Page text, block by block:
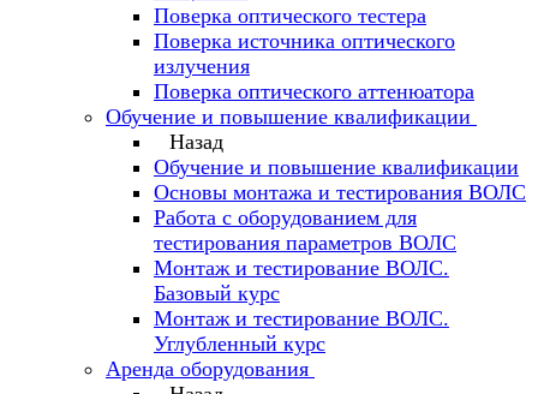
Поверка оптического тестера
Поверка источника оптического
излучения
Поверка оптического аттенюатора
Обучение и повышение квалификации
Назад
Обучение и повышение квалификации
Основы монтажа и тестирования ВОЛС
Работа с оборудованием для
тестирования параметров ВОЛС
Монтаж и тестирование ВОЛС.
Базовый курс
Монтаж и тестирование ВОЛС.
Углубленный курс
Аренда оборудования